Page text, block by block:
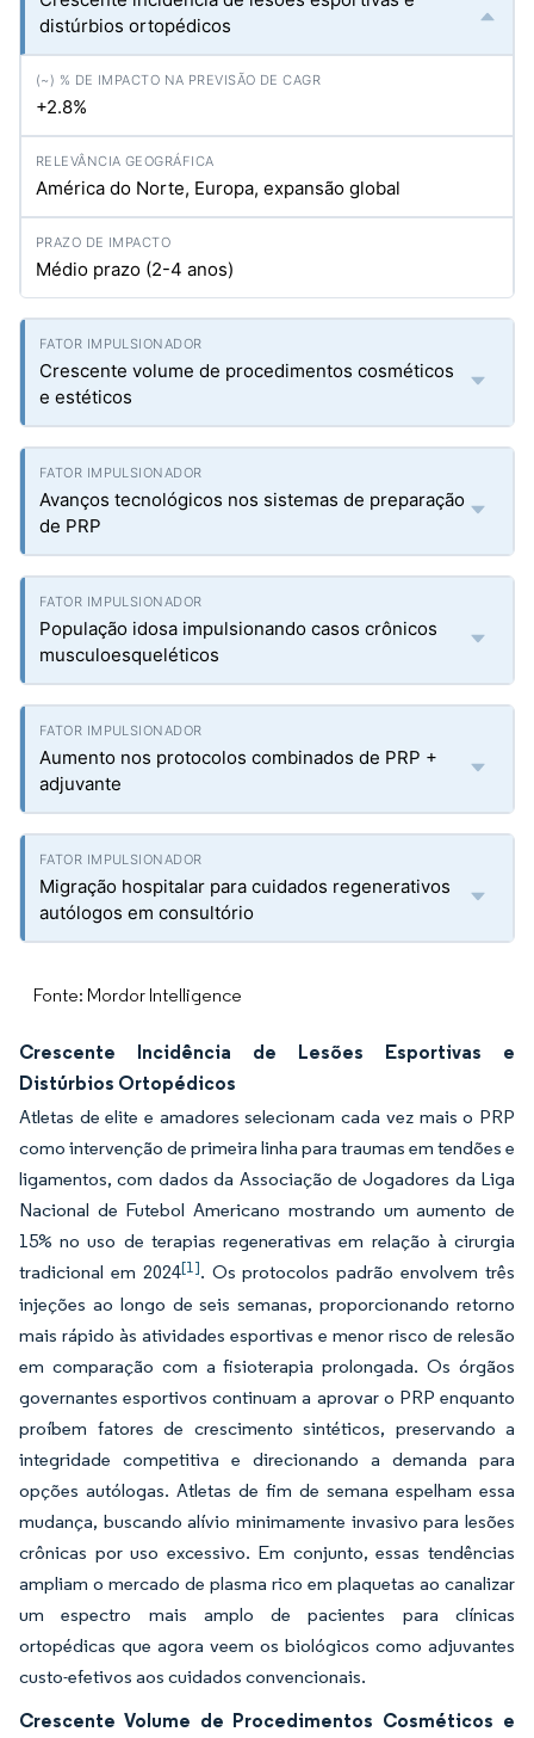
distúrbios ortopédicos
+2.8%
América do Norte, Europa, expansão global
Médio prazo (2-4 anos)
Crescente volume de procedimentos cosméticos
e estéticos
Avanços tecnológicos nos sistemas de preparação
de PRP
População idosa impulsionando casos crônicos
musculoesqueléticos
Aumento nos protocolos combinados de PRP +
adjuvante
Migração hospitalar para cuidados regenerativos
autólogos em consultório
Fonte: Mordor Intelligence
Crescente Incidência de Lesões Esportivas e
Distúrbios Ortopédicos
Atletas de elite e amadores selecionam cada vez mais o PRP
como intervenção de primeira linha para traumas em tendões e
ligamentos, com dados da Associação de Jogadores da Liga
Nacional de Futebol Americano mostrando um aumento de
15% no uso de terapias regenerativas em relação à cirurgia
tradicional em 2024[1]. Os protocolos padrão envolvem três
injeções ao longo de seis semanas, proporcionando retorno
mais rápido às atividades esportivas e menor risco de relesão
em comparação com a fisioterapia prolongada. Os órgãos
governantes esportivos continuam a aprovar o PRP enquanto
proíbem fatores de crescimento sintéticos, preservando a
integridade competitiva e direcionando a demanda para
opções autólogas. Atletas de fim de semana espelham essa
mudança, buscando alívio minimamente invasivo para lesões
crônicas por uso excessivo. Em conjunto, essas tendências
ampliam o mercado de plasma rico em plaquetas ao canalizar
um espectro mais amplo de pacientes para clínicas
ortopédicas que agora veem os biológicos como adjuvantes
custo-efetivos aos cuidados convencionais.
Crescente Volume de Procedimentos Cosméticos e